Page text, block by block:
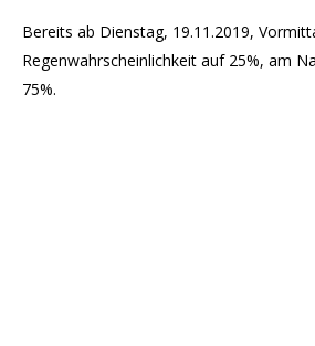
Bereits ab Dienstag, 19.11.2019,
Regenwahrscheinlichkeit auf 25%, am
75%.